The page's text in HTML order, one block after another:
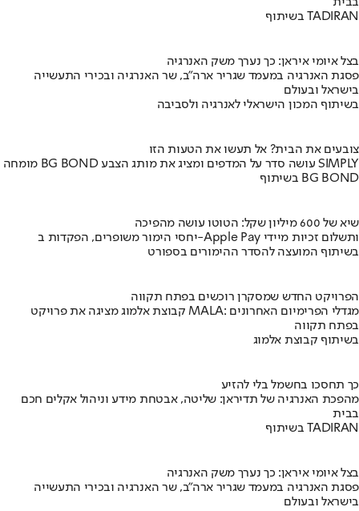
בשיתוף TADIRAN
בצל איומי איראן: כך נערך משק האנרגיה
פסגת האנרגיה במעמד שגריר ארה"ב, שר האנרגיה ובכירי התעשייה
בישראל ובעולם
בשיתוף המכון הישראלי לאנרגיה ולסביבה
צובעים את הבית? אל תעשו את הטעות הזו
מומחה BG BOND עושה סדר על המדפים ומציג את מותג הצבע SIMPLY
בשיתוף BG BOND
שיא של 600 מיליון שקל: הטוטו עושה מהפיכה
יחסי הימור משופרים, הפקדות ב-Apple Pay ותשלום זכיות מיידי
בשיתוף המועצה להסדר ההימורים בספורט
הפרויקט החדש שמסקרן רוכשים בפתח תקווה
קבוצת אלמוג מציגה את פרויקט MALA: מגדלי הפרימיום האחרונים
בפתח תקווה
בשיתוף קבוצת אלמוג
כך תחסכו בחשמל בלי להזיע
מהפכת האנרגיה של תדיראן: שליטה, אבטחת מידע וניהול אקלים חכם
בבית
בשיתוף TADIRAN
בצל איומי איראן: כך נערך משק האנרגיה
פסגת האנרגיה במעמד שגריר ארה"ב, שר האנרגיה ובכירי התעשייה
בישראל ובעולם